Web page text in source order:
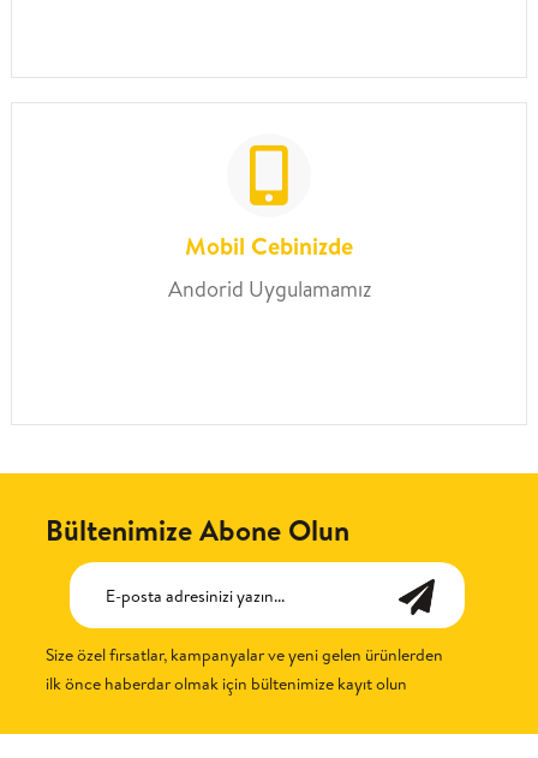
Mobil Cebinizde
Andorid Uygulamamız
Bültenimize Abone Olun
Size özel fırsatlar, kampanyalar ve yeni gelen ürünlerden
ilk önce haberdar olmak için bültenimize kayıt olun